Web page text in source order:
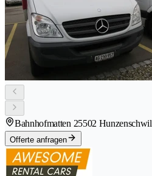
Bahnhofmatten 25502 Hunzenschwil
Offerte anfragen